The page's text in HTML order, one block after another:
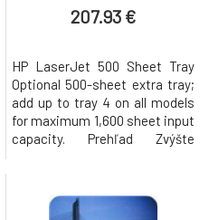
capacity.
207.93 €
HP LaserJet 500 Sheet Tray
Optional 500-sheet extra tray;
add up to tray 4 on all models
for maximum 1,600 sheet input
capacity. Prehľad Zvýšte
jednoduchou inštaláciou, ktorý
umožňuje vytlačiť viac strán